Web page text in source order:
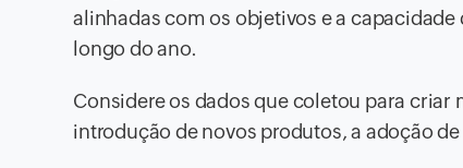
alinhadas com os objetivos e a
longo do ano.
Considere os dados que coletou para criar
introdução de novos produtos, a adoção